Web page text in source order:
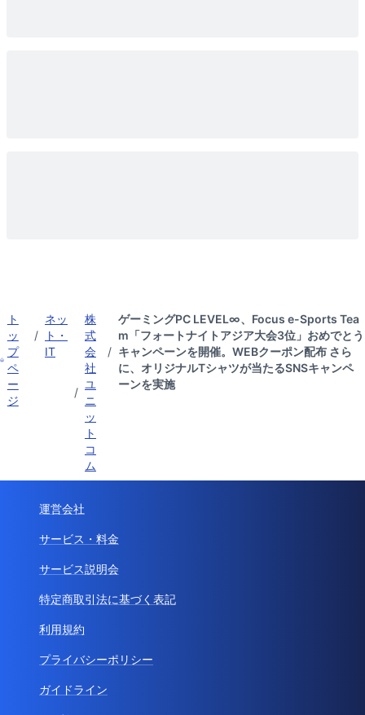
ト
ッ
プ
ペ
ー
ジ
/
ネッ
ト・
IT
/
株
式
会
社
ユ
ニ
ッ
ト
コ
ム
/
ゲーミングPC LEVEL∞、Focus e-Sports Tea
m「フォートナイトアジア大会3位」おめでとう
キャンペーンを開催。WEBクーポン配布 さら
に、オリジナルTシャツが当たるSNSキャンペ
ーンを実施
運営会社
サービス・料金
サービス説明会
特定商取引法に基づく表記
利用規約
プライバシーポリシー
ガイドライン